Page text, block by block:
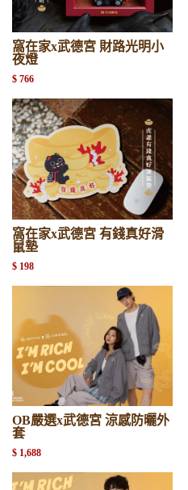
窩在家x武德宮 財路光明小
夜燈
$ 766
窩在家x武德宮 有錢真好滑
鼠墊
$ 198
OB嚴選x武德宮 涼感防曬外
套
$ 1,688